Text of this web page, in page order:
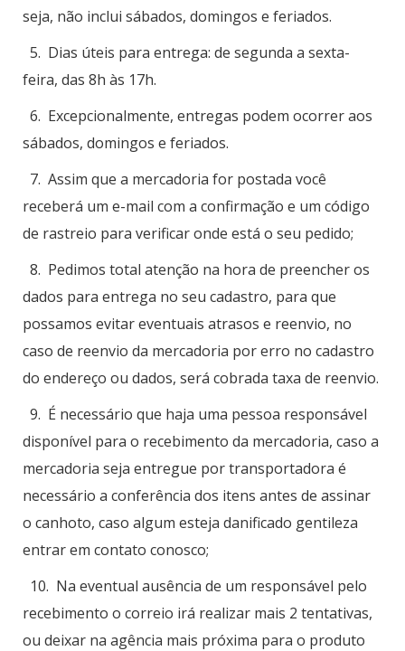
seja, não inclui sábados, domingos e feriados.
5. Dias úteis para entrega: de segunda a sexta-
feira, das 8h às 17h.
6. Excepcionalmente, entregas podem ocorrer aos
sábados, domingos e feriados.
7. Assim que a mercadoria for postada você
receberá um e-mail com a confirmação e um código
de rastreio para verificar onde está o seu pedido;
8. Pedimos total atenção na hora de preencher os
dados para entrega no seu cadastro, para que
possamos evitar eventuais atrasos e reenvio, no
caso de reenvio da mercadoria por erro no cadastro
do endereço ou dados, será cobrada taxa de reenvio.
9. É necessário que haja uma pessoa responsável
disponível para o recebimento da mercadoria, caso a
mercadoria seja entregue por transportadora é
necessário a conferência dos itens antes de assinar
o canhoto, caso algum esteja danificado gentileza
entrar em contato conosco;
10. Na eventual ausência de um responsável pelo
recebimento o correio irá realizar mais 2 tentativas,
ou deixar na agência mais próxima para o produto